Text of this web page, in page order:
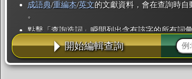
成語典/重編本/英文的文獻資料，會在查詢時自
。
點擊「查詢造詞」瞬間列出含有該字的所有詞彙
點「部首」瞬間列出所有「同部首字」。也支
辭典解釋的全文都經過自動斷詞，點擊便可瞬
用手動重複輸入。
開始編輯查詢